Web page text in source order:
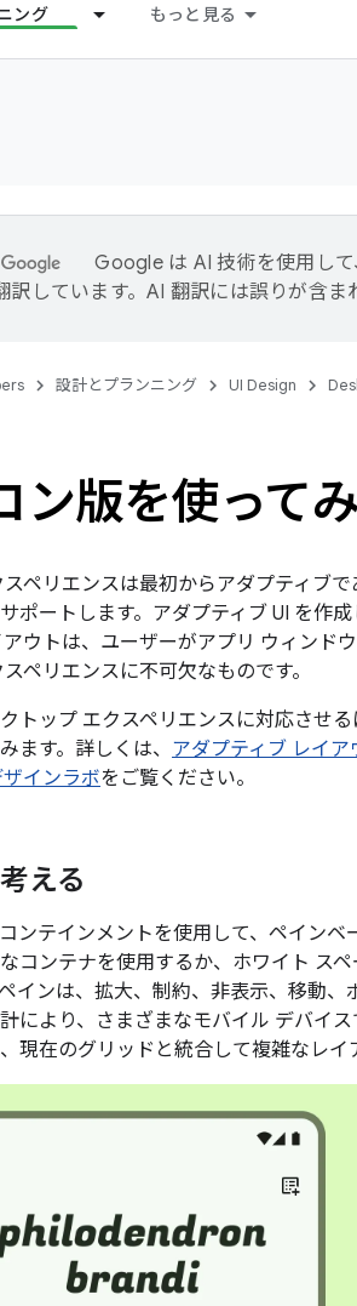
ング もっと見る
Google は AI 技術を使用し
訳しています。AI 翻訳には誤りが含ま
設計とプランニング UI Design
ン版を使って
ペリエンスは最初からアダプティブ
ポートします。アダプティブ UI を作
アウトは、ユーザーがアプリ ウィンド
ペリエンスに不可欠なものです。
トップ エクスペリエンスに対応させ
ます。詳しくは、 アダプティブ レイア
インラボをご覧ください。
える
ンテインメントを使用して、ペイン
コンテナを使用するか、ホワイト ス
インは、拡大、制約、非表示、移動
により、さまざまなモバイル デバイ
現在のグリッドと統合して複雑なレイ